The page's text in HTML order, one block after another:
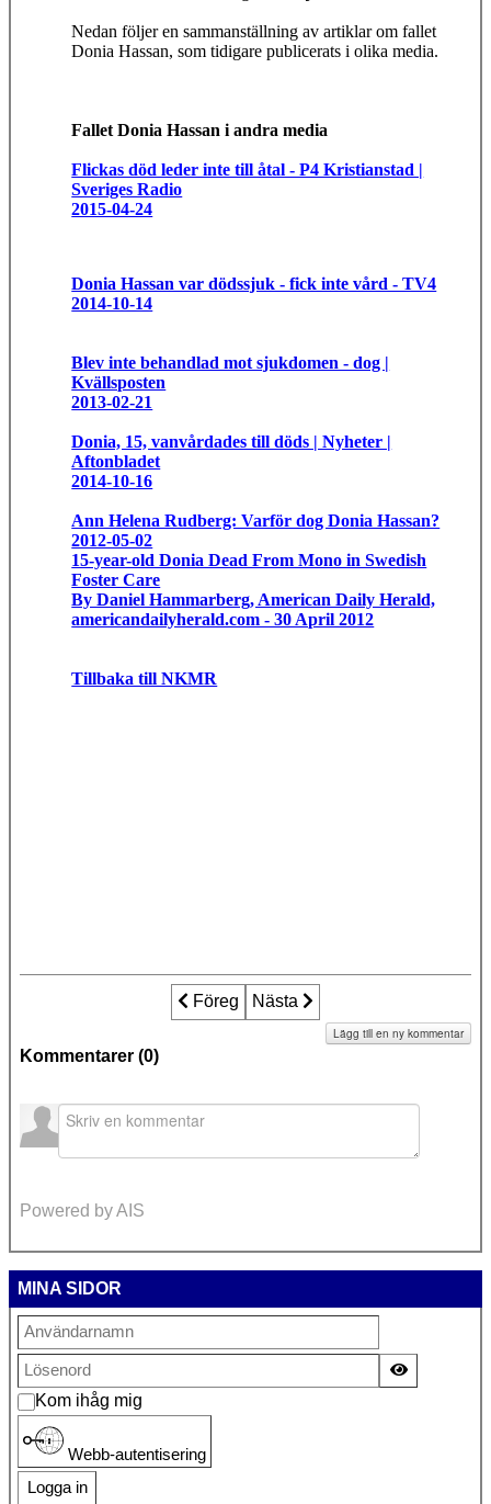
Nedan följer en sammanställning av artiklar om fallet
Donia Hassan, som tidigare publicerats i olika media.
Fallet Donia Hassan i andra media
Flickas död leder inte till åtal - P4 Kristianstad |
Sveriges Radio
2015-04-24
Donia Hassan var dödssjuk - fick inte vård - TV4
2014-10-14
Blev inte behandlad mot sjukdomen - dog |
Kvällsposten
2013-02-21
Donia, 15, vanvårdades till döds | Nyheter |
Aftonbladet
2014-10-16
Ann Helena Rudberg: Varför dog Donia Hassan?
2012-05-02
15-year-old Donia Dead From Mono in Swedish
Foster Care
By Daniel Hammarberg, American Daily Herald,
americandailyherald.com - 30 April 2012
Tillbaka till NKMR
Föregående artikel: Alla Helgons Dag
Föreg Nästa artikel: Till minne av
Nästa
Kommentarer (0)
Lägg till en ny kommentar
Powered by AIS
MINA SIDOR
Kom ihåg mig
Webb-autentisering
Logga in